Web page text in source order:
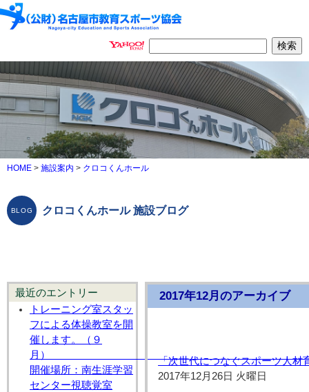
HOME > 施設案内 > クロコくんホール
クロコくんホール 施設ブログ
最近のエントリー
トレーニング室スタッ
フによる体操教室を開
催します。（９
月
開催場所：南生涯学習
センター視聴覚室
2017年12月のアーカイブ
「次世代につなぐスポーツ人材
2017年12月26日 火曜日